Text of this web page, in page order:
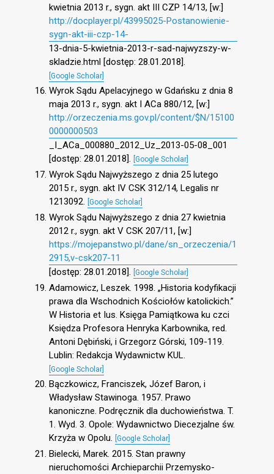
kwietnia 2013 r., sygn. akt III CZP 14/13, [w:]
http://docplayer.pl/43995025-Postanowienie-
sygn-akt-iii-czp-14-
13-dnia-5-kwietnia-2013-r-sad-najwyzszy-w-
skladzie.html [dostęp: 28.01.2018].
[Google Scholar]
Wyrok Sądu Apelacyjnego w Gdańsku z dnia 8
maja 2013 r., sygn. akt I ACa 880/12, [w:]
http://orzeczenia.ms.gov.pl/content/$N/15100
0000000503
_I_ACa_000880_2012_Uz_2013-05-08_001
[dostęp: 28.01.2018]. [Google Scholar]
Wyrok Sądu Najwyższego z dnia 25 lutego
2015 r., sygn. akt IV CSK 312/14, Legalis nr
1213092. [Google Scholar]
Wyrok Sądu Najwyższego z dnia 27 kwietnia
2012 r., sygn. akt V CSK 207/11, [w:]
https://mojepanstwo.pl/dane/sn_orzeczenia/1
2915,v-csk207-11
[dostęp: 28.01.2018]. [Google Scholar]
Adamowicz, Leszek. 1998. „Historia kodyfikacji
prawa dla Wschodnich Kościołów katolickich.”
W Historia et Ius. Księga Pamiątkowa ku czci
Księdza Profesora Henryka Karbownika, red.
Antoni Dębiński, i Grzegorz Górski, 109-119.
Lublin: Redakcja Wydawnictw KUL.
[Google Scholar]
Bączkowicz, Franciszek, Józef Baron, i
Władysław Stawinoga. 1957. Prawo
kanoniczne. Podręcznik dla duchowieństwa. T.
1. Wyd. 3. Opole: Wydawnictwo Diecezjalne św.
Krzyża w Opolu. [Google Scholar]
Bielecki, Marek. 2015. Stan prawny
nieruchomości Archieparchii Przemysko-